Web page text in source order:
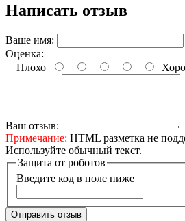
Написать отзыв
Ваше имя:
Оценка:
Плохо
Ваш отзыв:
Примечание: HTML разметка не
Используйте обычный текст.
Защита от роботов
Введите код в поле ниже
Отправить отзыв